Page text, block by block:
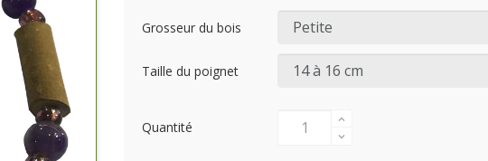
Grosseur du bois
Taille du poignet
Quantité